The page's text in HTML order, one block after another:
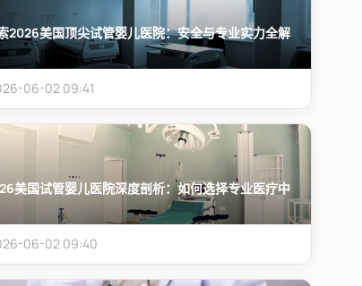
2026美国顶尖试管婴儿医院：安全与专业实力全解
06-02 09:41
美国试管婴儿医院深度剖析：如何选择专业医疗中
06-02 09:40